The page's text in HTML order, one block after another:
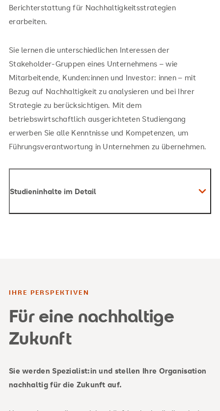
Berichterstattung für Nachhaltigkeitsstrategien
erarbeiten.
Sie lernen die unterschiedlichen Interessen der
Stakeholder-Gruppen eines Unternehmens – wie
Mitarbeitende, Kunden:innen und Investor: innen – mit
Bezug auf Nachhaltigkeit zu analysieren und bei Ihrer
Strategie zu berücksichtigen. Mit dem
betriebswirtschaftlich ausgerichteten Studiengang
erwerben Sie alle Kenntnisse und Kompetenzen, um
Führungsverantwortung in Unternehmen zu übernehmen.
Studieninhalte im Detail
IHRE PERSPEKTIVEN
Für eine nachhaltige
Zukunft
Sie werden Spezialist:in und stellen Ihre Organisation
nachhaltig für die Zukunft auf.